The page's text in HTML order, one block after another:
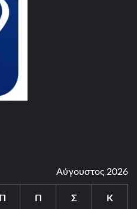
Αύγουστος 2026
Π Π Σ Κ